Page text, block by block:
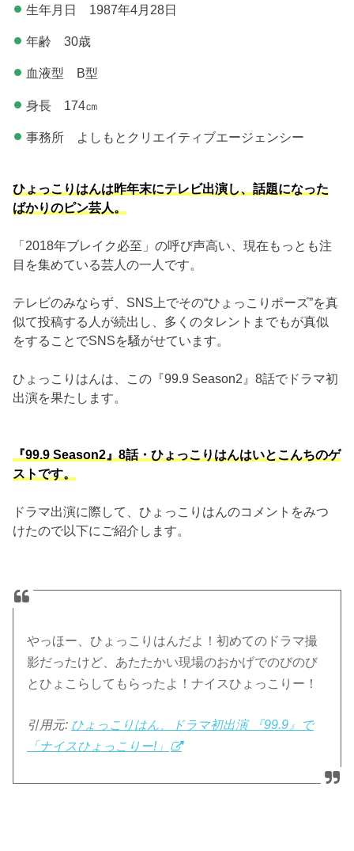
生年月日 1987年4月28日
年齢 30歳
血液型 B型
身長 174㎝
事務所 よしもとクリエイティブエージェンシー
ひょっこりはんは昨年末にテレビ出演し、話題になった
ばかりのピン芸人。
「2018年ブレイク必至」の呼び声高い、現在もっとも注
目を集めている芸人の一人です。
テレビのみならず、SNS上でその“ひょっこりポーズ”を真
似て投稿する人が続出し、多くのタレントまでもが真似
をすることでSNSを騒がせています。
ひょっこりはんは、この『99.9 Season2』8話でドラマ初
出演を果たします。
『99.9 Season2』8話・ひょっこりはんはいとこんちのゲ
ストです。
ドラマ出演に際して、ひょっこりはんのコメントをみつ
けたので以下にご紹介します。
やっほー、ひょっこりはんだよ！初めてのドラマ撮
影だったけど、あたたかい現場のおかげでのびのび
とひょこらしてもらったよ！ナイスひょっこりー！
引用元: ひょっこりはん、ドラマ初出演 『99.9』で
「ナイスひょっこりー!」